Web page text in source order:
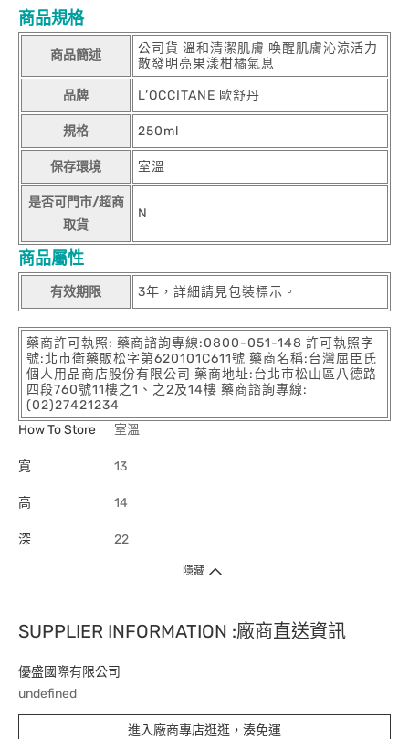
商品規格
商品簡述
公司貨 溫和清潔肌膚 喚醒肌膚沁涼活力
散發明亮果漾柑橘氣息
品牌 L’OCCITANE 歐舒丹
規格 250ml
保存環境 室溫
是否可門市/超商
取貨
N
商品屬性
有效期限 3年，詳細請見包裝標示。
藥商許可執照: 藥商諮詢專線:0800-051-148 許可執照字
號:北市衛藥販松字第620101C611號 藥商名稱:台灣屈臣氏
個人用品商店股份有限公司 藥商地址:台北市松山區八德路
四段760號11樓之1、之2及14樓 藥商諮詢專線:
(02)27421234
How To Store
室溫
寬 13
高 14
深 22
隱藏
SUPPLIER INFORMATION :廠商直送資訊
優盛國際有限公司
undefined
進入廠商專店逛逛，湊免運